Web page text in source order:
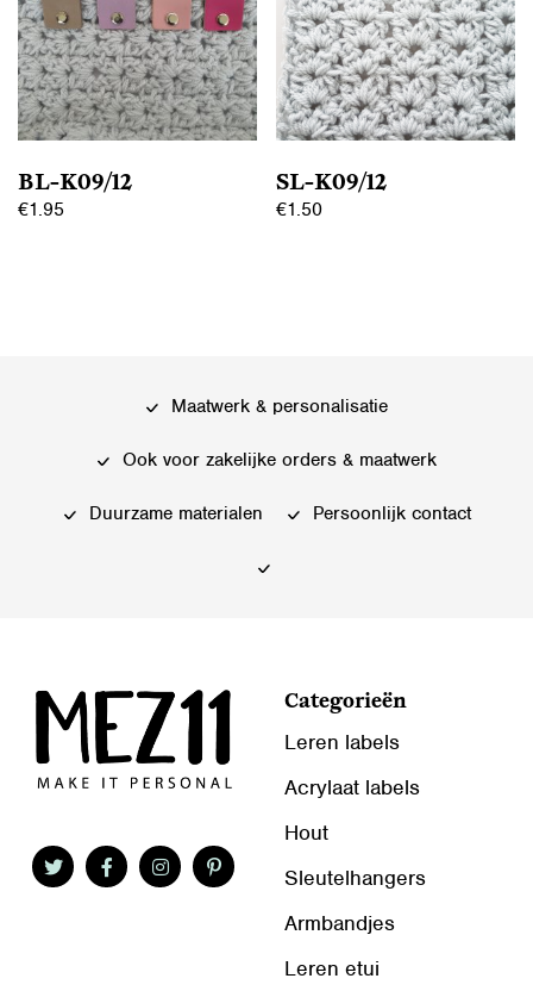
optie
kan
gekozen
worden
op
productpagina
Deze
optie
kan
gekozen
worden
de
productpagina
BL-K09/12
€1.95
worden
SL-K09/12
€1.50
optie
kan
worden
Maatwerk & personalisatie
Ook voor zakelijke orders & maatwerk
Duurzame materialen Persoonlijk contact
Categorieën
Leren labels
Acrylaat labels
Hout
Sleutelhangers
Armbandjes
Leren etui